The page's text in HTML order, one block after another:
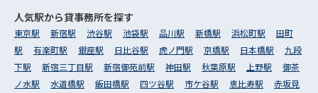
人気駅から貸事務所を探す
東京駅 新宿駅 渋谷駅 池袋駅 品川駅 新橋駅 浜松町駅
田町
駅
有楽町駅 銀座駅 日比谷駅 虎ノ門駅 京橋駅 日本橋駅
九段
下駅
新宿三丁目駅 新宿御苑前駅 神田駅 秋葉原駅 上野駅
御茶
ノ水駅
水道橋駅 飯田橋駅 四ツ谷駅 市ケ谷駅 恵比寿駅
赤坂見